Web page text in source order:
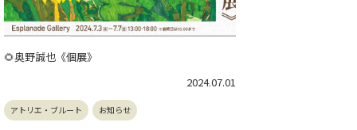
🌻奥野誠也《個展》
2024.07.01
アトリエ・ブルート お知らせ